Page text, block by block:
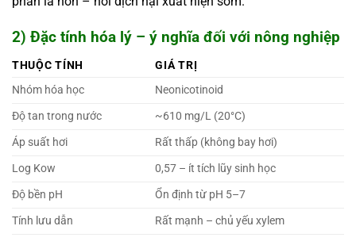
2) Đặc tính hóa lý – ý nghĩa đối với nông nghiệp
THUỘC TÍNH
GIÁ TRỊ
Nhóm hóa học
Neonicotinoid
Độ tan trong nước
~610 mg/L (20°C)
Áp suất hơi
Rất thấp (không bay hơi)
Log Kow
0,57 – ít tích lũy sinh học
Độ bền pH
Ổn định từ pH 5–7
Tính lưu dẫn
Rất mạnh – chủ yếu xylem